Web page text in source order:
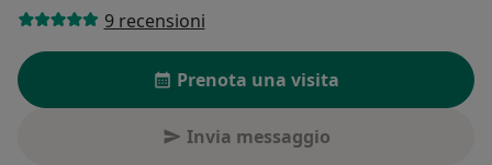
9 recensioni
Prenota una visita
Invia messaggio